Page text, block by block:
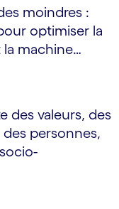
moindres :
optimiser la
la machine…
des valeurs, des
personnes,